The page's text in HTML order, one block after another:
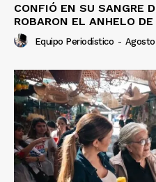
CONFIÓ EN SU SANGRE
ROBARON EL ANHELO
Equipo Periodístico -